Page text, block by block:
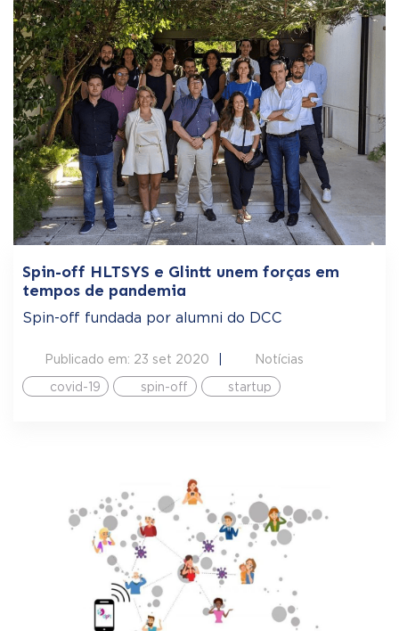
Spin-off HLTSYS e Glintt unem forças em
tempos de pandemia
Spin-off fundada por alumni do DCC
Publicado em: 23 set 2020
Notícias
covid-19
spin-off startup